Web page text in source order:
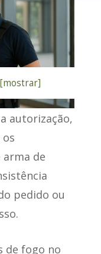
[mostrar]
autorização,
de
pedido ou
de fogo no